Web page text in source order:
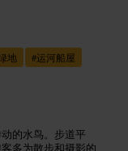
地 #运河船屋
的水鸟。步道平
多为散步和摄影的